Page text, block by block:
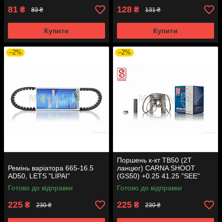
81 ₴ 83 ₴
Купити
128 ₴ 131 ₴
Купити
–2%
Ремінь варіатора 665-16.5
AD50, LETS "LIPAI"
Готово до відправки
225 ₴ 230 ₴
–2%
Поршень к-кт TB50 (2T
ланцюг) CARNA SHOOT
(GS50) +0.25 41.25 "SEE"
(Sheng-E) таємниця (акція)
Готово до відправки
225 ₴ 230 ₴